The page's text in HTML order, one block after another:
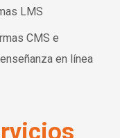
LMS
CMS e
en línea